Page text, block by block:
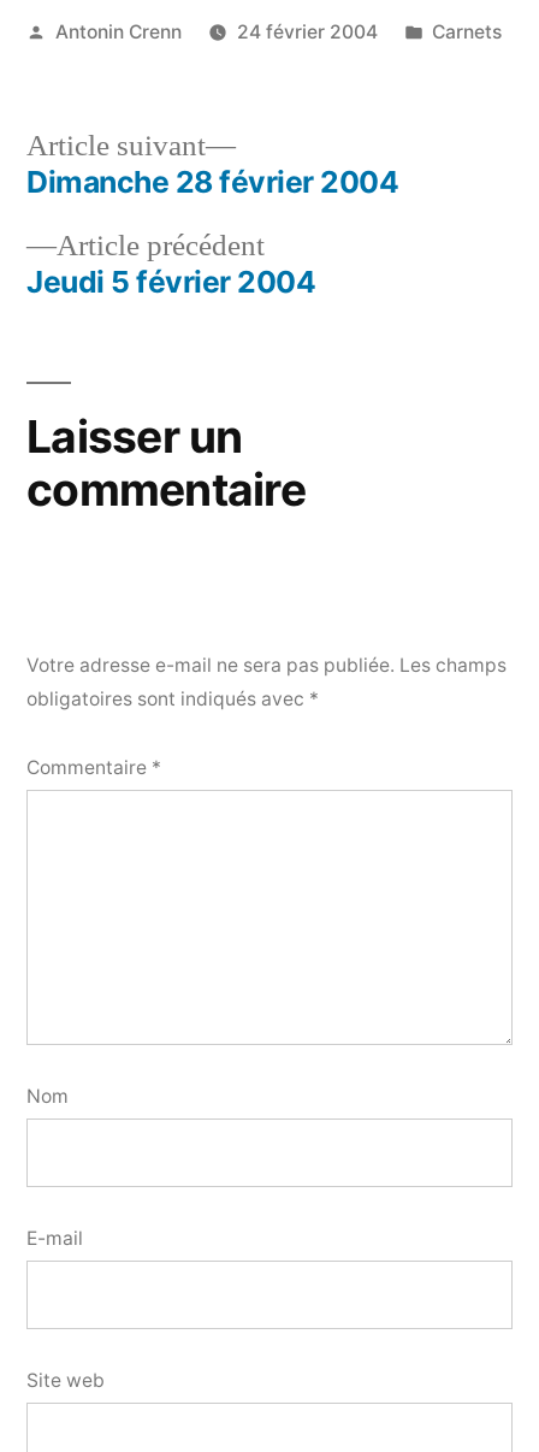
Publié
Antonin Crenn 24 février 2004
Publié
Carnets
Navigation
deArticle précédentArticle
précédent :
Jeudi 5 février 2004
Article suivant
Article
suivant :
Dimanche 28 février 2004
Laisser un
commentaire
Votre adresse e-mail ne sera pas publiée. Les champs
obligatoires sont indiqués avec *
Commentaire *
Nom
E-mail
Site web